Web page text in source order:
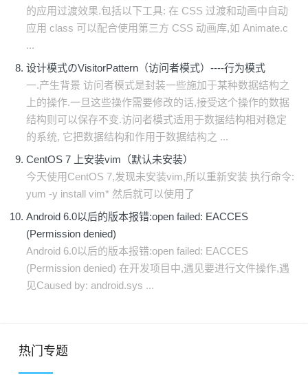
的应用过渡效果.包括以下工具: 在 CSS 过渡和动画中自动
应用 class 可以配合使用第三方 CSS 动画库,如 Animate.c
...
设计模式のVisitorPattern（访问者模式）----行为模式
一.产生背景 访问者模式是封装一些施加于某种数据结构之
上的操作.一旦这些操作需要修改的话,接受这个操作的数据
结构则可以保存不变.访问者模式适用于数据结构相对稳定
的系统, 它把数据结构和作用于数据结构之 ...
CentOS 7 上安装vim（默认未安装）
今天使用CentOS 7,发现未安装vim,所以重新安装 执行命令:
yum -y install vim* 然后就可以使用了
Android 6.0以后的版本报错:open failed: EACCES
(Permission denied)
Android 6.0以后的版本报错:open failed: EACCES
(Permission denied) 在开发项目中,遇见要进行文件操作,遇
见Caused by: android.sys ...
热门专题